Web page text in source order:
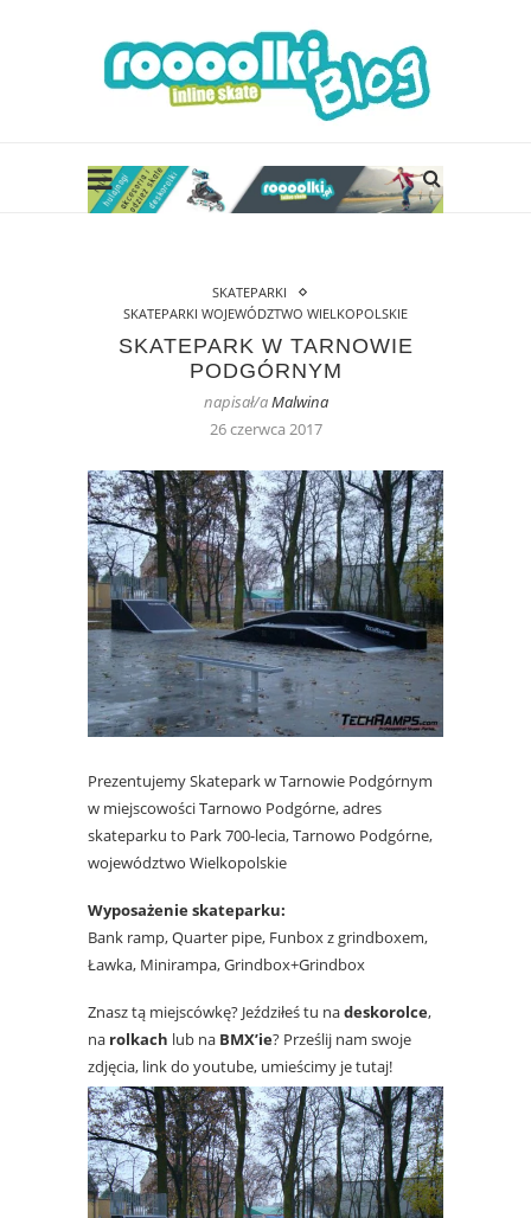
SKATEPARKI
SKATEPARKI WOJEWÓDZTWO WIELKOPOLSKIE
SKATEPARK W TARNOWIE
PODGÓRNYM
napisał/aMalwina
26 czerwca 2017
Prezentujemy Skatepark w Tarnowie Podgórnym
w miejscowości Tarnowo Podgórne, adres
skateparku to Park 700-lecia, Tarnowo Podgórne,
województwo Wielkopolskie
Wyposażenie skateparku:
Bank ramp, Quarter pipe, Funbox z grindboxem,
Ławka, Minirampa, Grindbox+Grindbox
Znasz tą miejscówkę? Jeździłeś tu nadeskorolce,
na rolkach lub na BMX’ie? Prześlij nam swoje
zdjęcia, link do youtube, umieścimy je tutaj!